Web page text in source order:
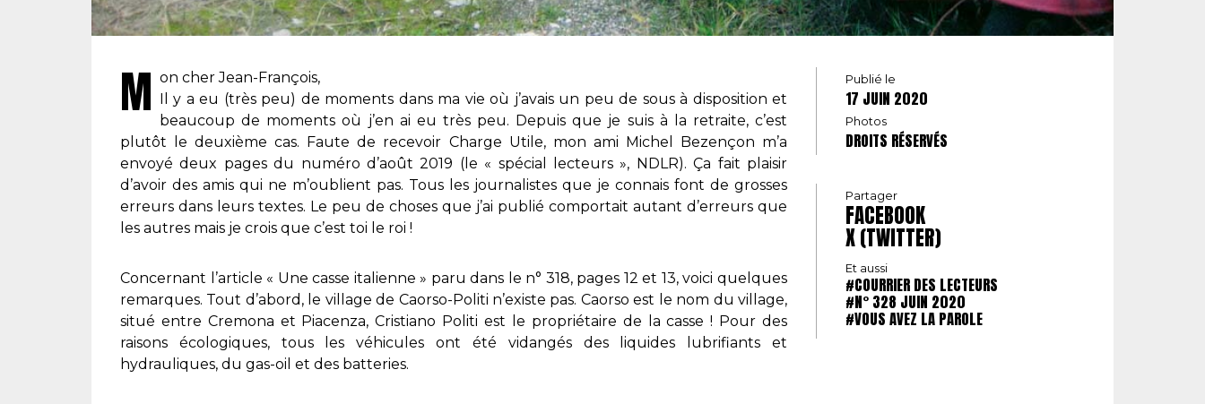
M on cher Jean-François,
Il y a eu (très peu) de moments dans ma vie où j’avais un peu de sous à disposition et
beaucoup de moments où j’en ai eu très peu. Depuis que je suis à la retraite, c’est
plutôt le deuxième cas. Faute de recevoir Charge Utile, mon ami Michel Bezençon m’a
envoyé deux pages du numéro d’août 2019 (le « spécial lecteurs », NDLR). Ça fait plaisir
d’avoir des amis qui ne m’oublient pas. Tous les journalistes que je connais font de grosses
erreurs dans leurs textes. Le peu de choses que j’ai publié comportait autant d’erreurs que
les autres mais je crois que c’est toi le roi !
Concernant l’article « Une casse italienne » paru dans le n° 318, pages 12 et 13, voici quelques
remarques. Tout d’abord, le village de Caorso-Politi n’existe pas. Caorso est le nom du village,
situé entre Cremona et Piacenza, Cristiano Politi est le propriétaire de la casse ! Pour des
raisons écologiques, tous les véhicules ont été vidangés des liquides lubrifiants et
hydrauliques, du gas-oil et des batteries.
Publié le
17 JUIN 2020
Photos
DROITS RÉSERVÉS
Partager
FACEBOOK
X (TWITTER)
Et aussi
#COURRIER DES LECTEURS
#N° 328 JUIN 2020
#VOUS AVEZ LA PAROLE